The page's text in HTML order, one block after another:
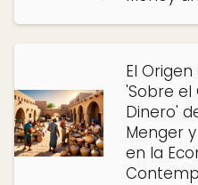
El
'Sobre el
Dinero'
Menger
en la